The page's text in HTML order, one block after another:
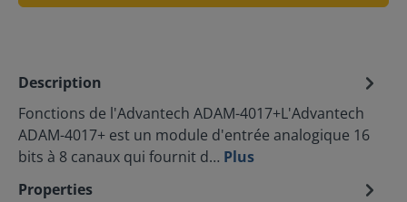
Description
Fonctions de l'Advantech ADAM-4017+L'Advantech
ADAM-4017+ est un module d'entrée analogique 16
bits à 8 canaux qui fournit d… Plus
Properties